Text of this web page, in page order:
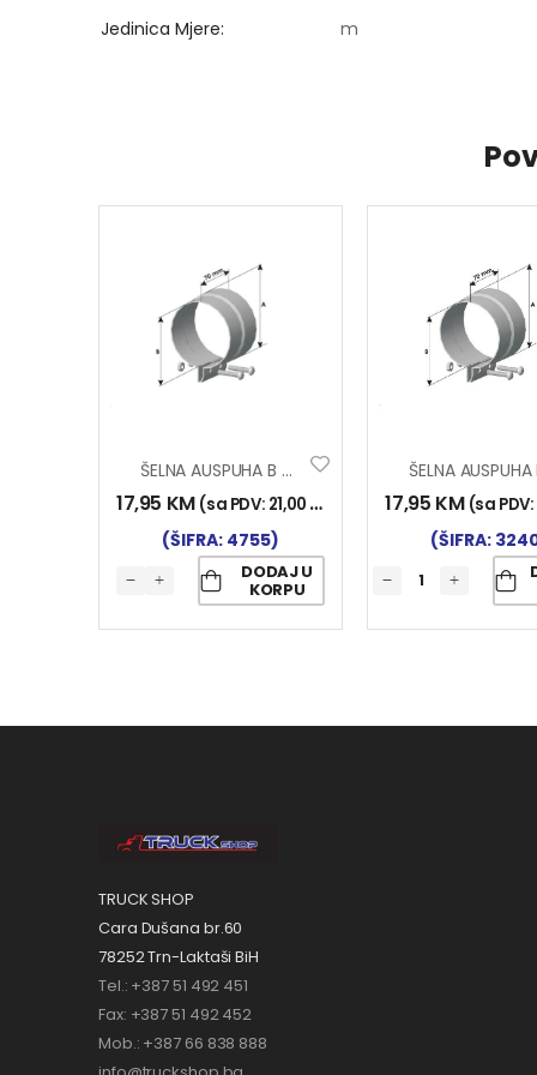
Jedinica Mjere m
ŠELNA AUSPUHA B 60
17,95 KM (sa PDV: 21,00 KM
(ŠIFRA: 4755)
DODAJ U
KORPU
17,95 KM (sa PDV:
(ŠIFRA:
TRUCK SHOP
Cara Dušana br.60
78252 Trn-Laktaši BiH
Tel.: +387 51 492 451
Fax: +387 51 492 452
Mob.: +387 66 838 888